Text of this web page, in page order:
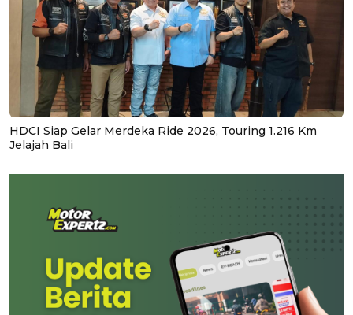
HDCI Siap Gelar Merdeka Ride 2026, Touring 1.216 Km
Jelajah Bali